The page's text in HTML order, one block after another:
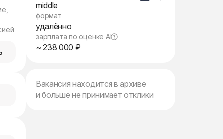
middle
формат
удалённо
зарплата по оценке AI
~ 238 000 ₽
Вакансия находится в архиве
и больше не принимает отклики